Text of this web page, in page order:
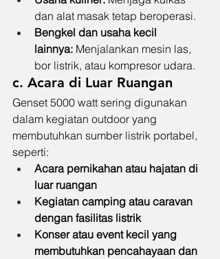
dan alat masak tetap beroperasi.
Bengkel dan usaha kecil
lainnya: Menjalankan mesin las,
bor listrik, atau kompresor udara.
c. Acara di Luar Ruangan
Genset 5000 watt sering digunakan
dalam kegiatan outdoor yang
membutuhkan sumber listrik portabel,
seperti:
Acara pernikahan atau hajatan di
luar ruangan
Kegiatan camping atau caravan
dengan fasilitas listrik
Konser atau event kecil yang
membutuhkan pencahayaan dan